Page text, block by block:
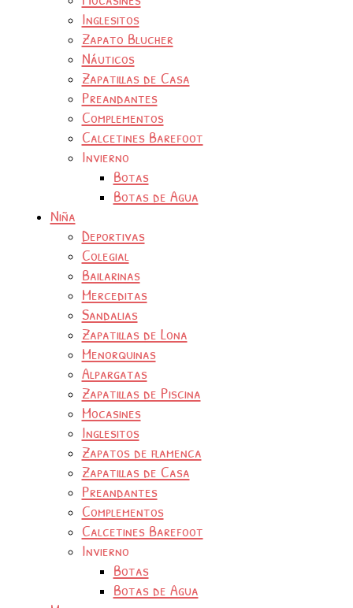
Inglesitos
Zapato Blucher
Náuticos
Zapatillas de Casa
Preandantes
Complementos
Calcetines Barefoot
Invierno
Botas
Botas de Agua
Niña
Deportivas
Colegial
Bailarinas
Merceditas
Sandalias
Zapatillas de Lona
Menorquinas
Alpargatas
Zapatillas de Piscina
Mocasines
Inglesitos
Zapatos de flamenca
Zapatillas de Casa
Preandantes
Complementos
Calcetines Barefoot
Invierno
Botas
Botas de Agua